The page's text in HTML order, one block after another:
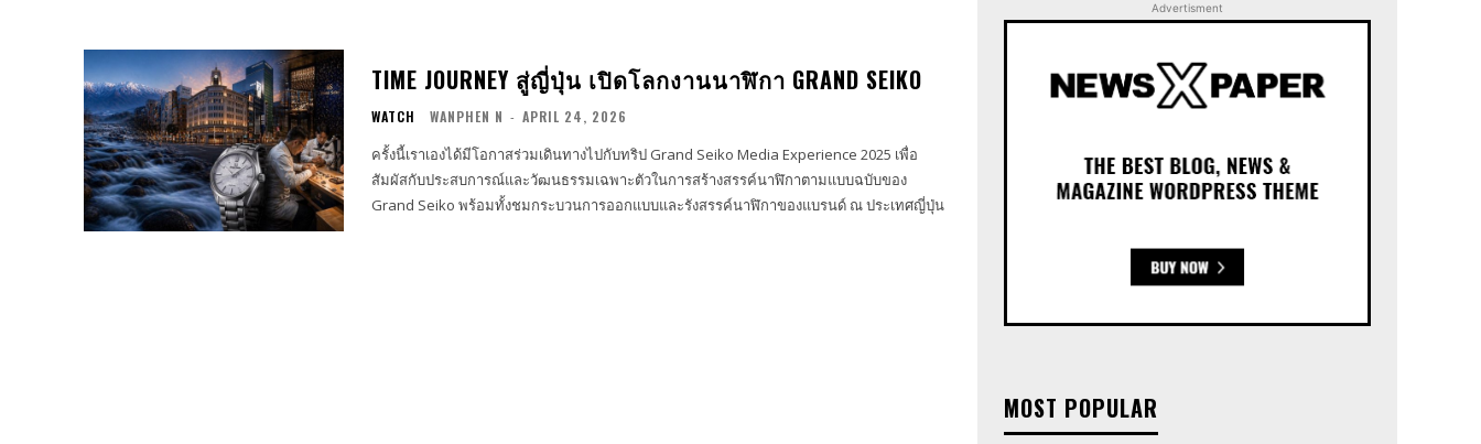
TIME JOURNEY สู่ญี่ปุ่น เปิดโลกงานนาฬิกา GRAND SEIKO
WATCH WANPHEN N - APRIL 24, 2026
ครั้งนี้เราเองได้มีโอกาสร่วมเดินทางไปกับทริป Grand Seiko Media Experience 2025 เพื่อ
สัมผัสกับประสบการณ์และวัฒนธรรมเฉพาะตัวในการสร้างสรรค์นาฬิกาตามแบบฉบับของ
Grand Seiko พร้อมทั้งชมกระบวนการออกแบบและรังสรรค์นาฬิกาของแบรนด์ ณ ประเทศญี่ปุ่น
Advertisment
MOST POPULAR